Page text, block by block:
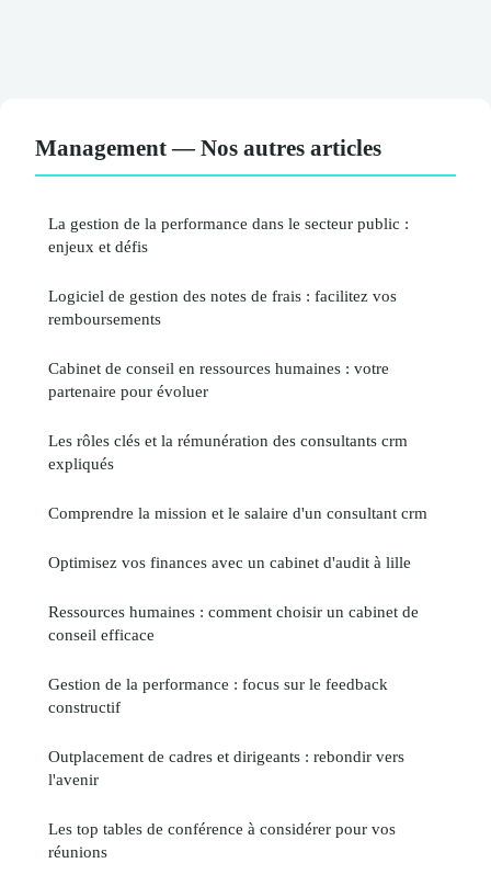
Management — Nos autres articles
La gestion de la performance dans le secteur public :
enjeux et défis
Logiciel de gestion des notes de frais : facilitez vos
remboursements
Cabinet de conseil en ressources humaines : votre
partenaire pour évoluer
Les rôles clés et la rémunération des consultants crm
expliqués
Comprendre la mission et le salaire d'un consultant crm
Optimisez vos finances avec un cabinet d'audit à lille
Ressources humaines : comment choisir un cabinet de
conseil efficace
Gestion de la performance : focus sur le feedback
constructif
Outplacement de cadres et dirigeants : rebondir vers
l'avenir
Les top tables de conférence à considérer pour vos
réunions